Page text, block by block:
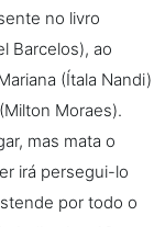
no livro
Barcelos), ao
(Ítala Nandi)
Moraes).
mas mata o
irá persegui-lo
por todo o